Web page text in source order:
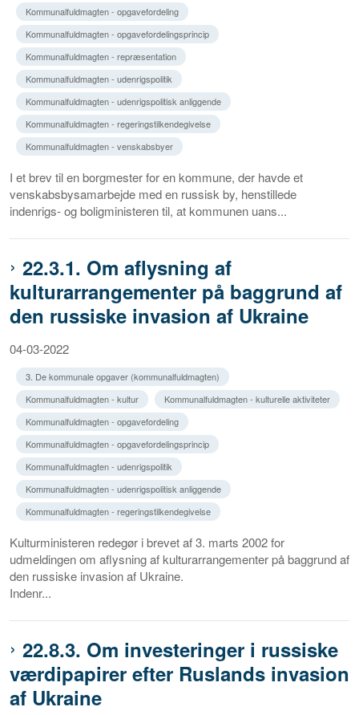
Kommunalfuldmagten - opgavefordeling
Kommunalfuldmagten - opgavefordelingsprincip
Kommunalfuldmagten - repræsentation
Kommunalfuldmagten - udenrigspolitik
Kommunalfuldmagten - udenrigspolitisk anliggende
Kommunalfuldmagten - regeringstilkendegivelse
Kommunalfuldmagten - venskabsbyer
I et brev til en borgmester for en kommune, der havde et
venskabsbysamarbejde med en russisk by, henstillede
indenrigs- og boligministeren til, at kommunen uans...
22.3.1. Om aflysning af
kulturarrangementer på baggrund af
den russiske invasion af Ukraine
04-03-2022
3. De kommunale opgaver (kommunalfuldmagten)
Kommunalfuldmagten - kultur
Kommunalfuldmagten - kulturelle aktiviteter
Kommunalfuldmagten - opgavefordeling
Kommunalfuldmagten - opgavefordelingsprincip
Kommunalfuldmagten - udenrigspolitik
Kommunalfuldmagten - udenrigspolitisk anliggende
Kommunalfuldmagten - regeringstilkendegivelse
Kulturministeren redegør i brevet af 3. marts 2002 for
udmeldingen om aflysning af kulturarrangementer på baggrund af
den russiske invasion af Ukraine.
Indenr...
22.8.3. Om investeringer i russiske
værdipapirer efter Ruslands invasion
af Ukraine